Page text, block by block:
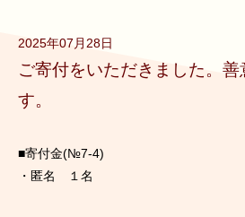
2025年07月28日
ご寄付をいただきました。善
す。
■寄付金(№7-4)
・匿名 １名